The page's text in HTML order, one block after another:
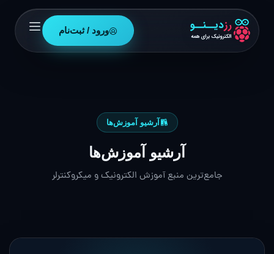
ورود / ثبت‌نام
آرشیو آموزش‌ها
آرشیو آموزش‌ها
جامع‌ترین منبع آموزش الکترونیک و میکروکنترلر